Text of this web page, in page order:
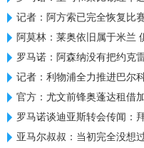
记者：阿方索已完全恢复比
阿莫林：莱奥依旧属于米兰
罗马诺：阿森纳没有把约克
记者：利物浦全力推进巴尔科
官方：尤文前锋奥蓬达租借
罗马诺谈迪亚斯转会传闻：拜
亚马尔叔叔：当初完全没想过